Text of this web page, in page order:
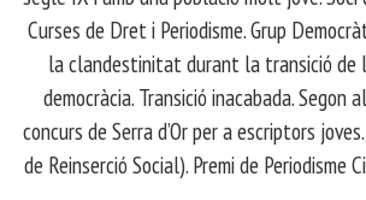
Curses de Dret i Periodisme. Grup
la clandestinitat durant la transició de
democràcia. Transició inacabada. Segon
concurs de Serra d’Or per a escriptors
de Reinserció Social). Premi de Periodisme